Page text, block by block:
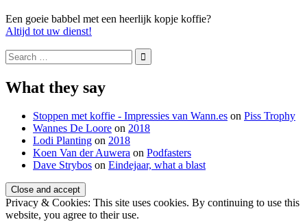
Een goeie babbel met een heerlijk kopje koffie?
Altijd tot uw dienst!
Search
for:
What they say
Stoppen met koffie - Impressies van Wann.es on Piss Trophy
Wannes De Loore on 2018
Lodi Planting on 2018
Koen Van der Auwera on Podfasters
Dave Strybos on Eindejaar, what a blast
Privacy & Cookies: This site uses cookies. By continuing to use this
website, you agree to their use.